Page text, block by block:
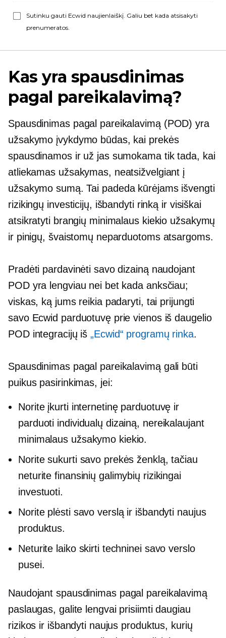
Sutinku gauti Ecwid naujienlaiškį. Galiu bet kada atsisakyti
prenumeratos.
Kas yra spausdinimas
pagal pareikalavimą?
Spausdinimas pagal pareikalavimą(POD) yra
užsakymo įvykdymo būdas, kai prekės
spausdinamos ir už jas sumokama tik tada, kai
atliekamas užsakymas, neatsižvelgiant į
užsakymo sumą. Tai padeda kūrėjams išvengti
rizikingų investicijų, išbandyti rinką ir visiškai
atsikratyti brangių minimalaus kiekio užsakymų
ir pinigų, švaistomų neparduotoms atsargoms.
Pradėti pardavinėti savo dizainą naudojant
POD yra lengviau nei bet kada anksčiau;
viskas, ką jums reikia padaryti, tai prijungti
savo Ecwid parduotuvę prie vienos iš daugelio
POD integracijų iš „Ecwid“ programų rinka.
Spausdinimas pagal pareikalavimągali būti
puikus pasirinkimas, jei:
Norite įkurti internetinę parduotuvę ir
parduoti individualų dizainą, nereikalaujant
minimalaus užsakymo kiekio.
Norite sukurti savo prekės ženklą, tačiau
neturite finansinių galimybių rizikingai
investuoti.
Norite plėsti savo verslą ir išbandyti naujus
produktus.
Neturite laiko skirti techninei savo verslo
pusei.
Naudojantspausdinimas pagal pareikalavimą
paslaugas, galite lengvai prisiimti daugiau
rizikos ir išbandyti naujus produktus, kurių